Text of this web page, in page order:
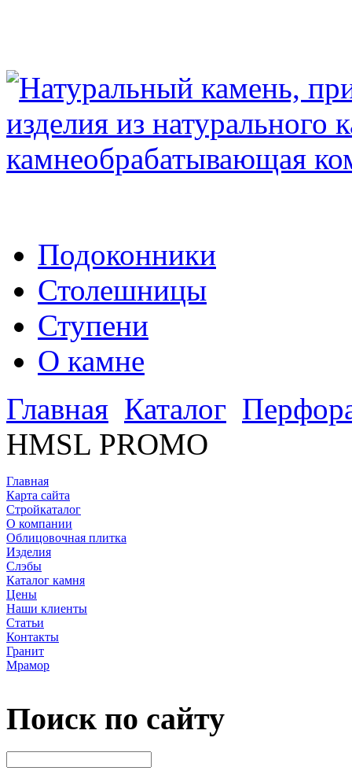
Подоконники
Столешницы
Ступени
О камне
Главная Каталог
HMSL PROMO
Главная
Карта сайта
Стройкаталог
О компании
Облицовочная плитка
Изделия
Слэбы
Каталог камня
Цены
Наши клиенты
Статьи
Контакты
Гранит
Мрамор
Поиск по сайту